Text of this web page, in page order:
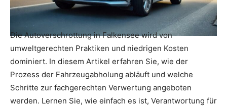
Die Autoverschrottung in Falkensee wird von
umweltgerechten Praktiken und niedrigen Kosten
dominiert. In diesem Artikel erfahren Sie, wie der
Prozess der Fahrzeugabholung abläuft und welche
Schritte zur fachgerechten Verwertung angeboten
werden. Lernen Sie, wie einfach es ist, Verantwortung für